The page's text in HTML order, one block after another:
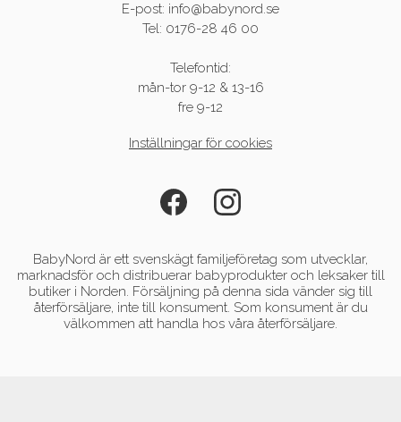
E-post: info@babynord.se
Tel: 0176-28 46 00
Telefontid:
mån-tor 9-12 & 13-16
fre 9-12
Inställningar för cookies
BabyNord är ett svenskägt familjeföretag som utvecklar,
marknadsför och distribuerar babyprodukter och leksaker till
butiker i Norden. Försäljning på denna sida vänder sig till
återförsäljare, inte till konsument. Som konsument är du
välkommen att handla hos våra återförsäljare.